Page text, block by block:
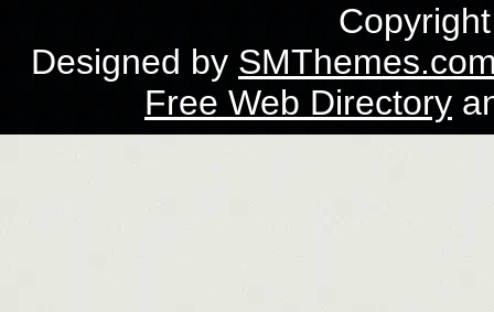
Designed by
Free Web Directory